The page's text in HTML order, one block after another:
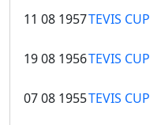
11 08 1957TEVIS CUP
19 08 1956TEVIS CUP
07 08 1955TEVIS CUP